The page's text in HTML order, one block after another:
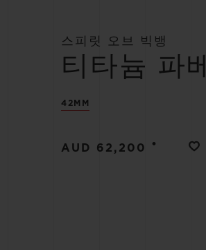
스피릿 오브 빅뱅
티타늄 파베
42MM
AUD 62,200 •